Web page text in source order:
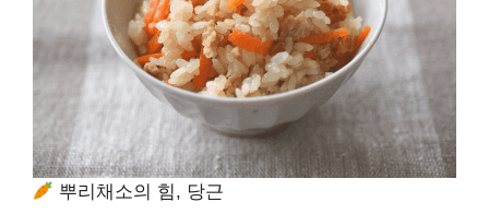
뿌리채소의 힘, 당근